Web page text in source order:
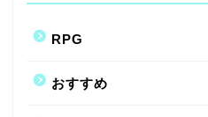
RPG
おすすめ